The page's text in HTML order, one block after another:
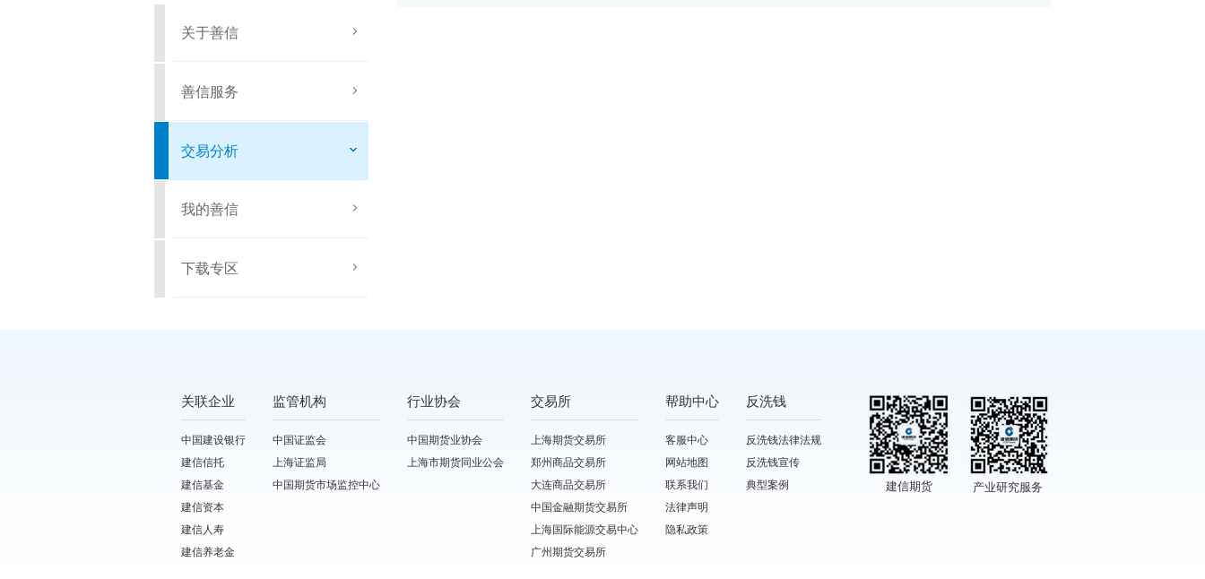
关于善信
善信服务
交易分析
我的善信
下载专区
关联企业
中国建设银行
建信信托
建信基金
建信资本
建信人寿
建信养老金
监管机构
中国证监会
上海证监局
中国期货市场监控中心
行业协会
中国期货业协会
上海市期货同业公会
交易所
上海期货交易所
郑州商品交易所
大连商品交易所
中国金融期货交易所
上海国际能源交易中心
广州期货交易所
帮助中心
客服中心
网站地图
联系我们
法律声明
隐私政策
反洗钱
反洗钱法律法规
反洗钱宣传
典型案例
产业研究服务
建信期货